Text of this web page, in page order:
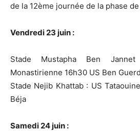
de la 12ème journée de la phase
Vendredi 23 juin :
Stade Mustapha Ben
Monastirienne 16h30 US Ben
Stade Nejib Khattab : US
Béja
Samedi 24 juin :